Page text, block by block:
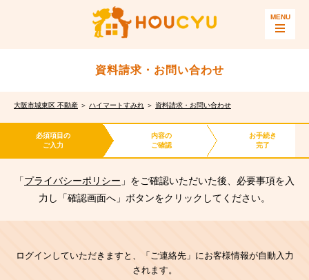
資料請求・お問い合わせ
大阪市城東区 不動産 ＞ ハイマートすみれ ＞ 資料請求・お問い合わせ
必須項目の
ご入力
内容の
ご確認
お手続き
完了
「プライバシーポリシー 」をご確認いただいた後、必要事項を入
力し「確認画面へ」ボタンをクリックしてください。
ログインしていただきますと、「ご連絡先」にお客様情報が自動入力
されます。